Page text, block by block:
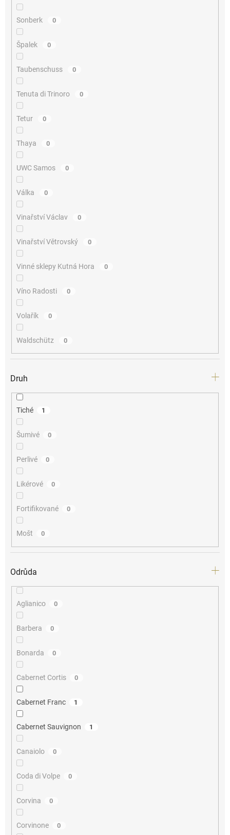
Sonberk 0
Špalek 0
Taubenschuss 0
Tenuta di Trinoro 0
Tetur 0
Thaya 0
UWC Samos 0
Válka 0
Vinařství Václav 0
Vinařství Větrovský 0
Vinné sklepy Kutná Hora 0
Víno Radosti 0
Volařík 0
Waldschütz 0
Druh
Tiché 1
Šumivé 0
Perlivé 0
Likérové 0
Fortifikované 0
Mošt 0
Odrůda
Aglianico 0
Barbera 0
Bonarda 0
Cabernet Cortis 0
Cabernet Franc 1
Cabernet Sauvignon 1
Canaiolo 0
Coda di Volpe 0
Corvina 0
Corvinone 0